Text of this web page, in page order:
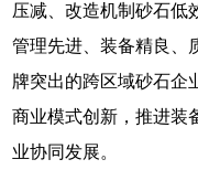
压减、改造机制砂石低
管理先进、装备精良、
牌突出的跨区域砂石企
商业模式创新，推进装
业协同发展。